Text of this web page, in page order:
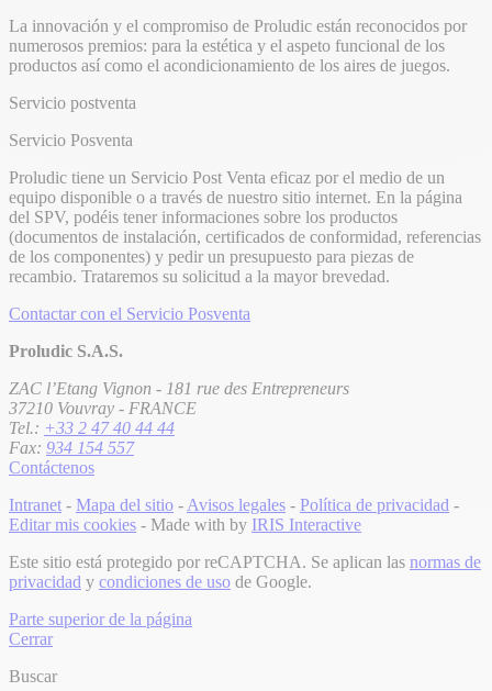
La innovación y el compromiso de Proludic están reconocidos por
numerosos premios: para la estética y el aspeto funcional de los
productos así como el acondicionamiento de los aires de juegos.
Servicio postventa
Servicio Posventa
Proludic tiene un Servicio Post Venta eficaz por el medio de un
equipo disponible o a través de nuestro sitio internet. En la página
del SPV, podéis tener informaciones sobre los productos
(documentos de instalación, certificados de conformidad, referencias
de los componentes) y pedir un presupuesto para piezas de
recambio. Trataremos su solicitud a la mayor brevedad.
Contactar con el Servicio Posventa
Proludic S.A.S.
ZAC l’Etang Vignon - 181 rue des Entrepreneurs
37210 Vouvray - FRANCE
Tel.: +33 2 47 40 44 44
Fax: 934 154 557
Contáctenos
Intranet - Mapa del sitio - Avisos legales - Política de privacidad -
Editar mis cookies - Made with by IRIS Interactive
Este sitio está protegido por reCAPTCHA. Se aplican las normas de
privacidad y condiciones de uso de Google.
Parte superior de la página
Cerrar
Buscar